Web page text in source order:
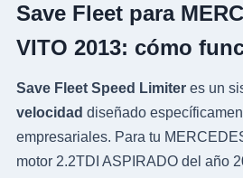
Save Fleet para
VITO 2013: cómo
Save Fleet Speed Limiteres un
velocidad diseñado
empresariales. Para tu
motor 2.2TDI ASPIRADO del año